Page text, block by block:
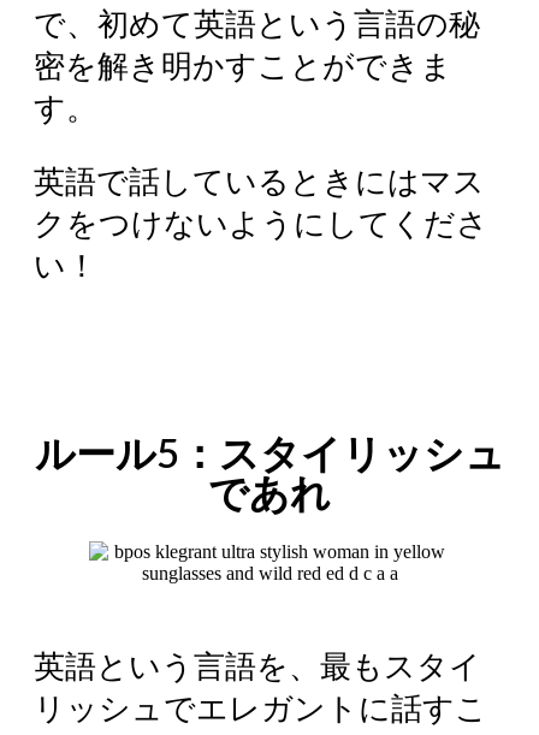
で、初めて英語という言語の秘
密を解き明かすことができま
す。
英語で話しているときにはマス
クをつけないようにしてくださ
い！
ルール5：スタイリッシュ
であれ
英語という言語を、最もスタイ
リッシュでエレガントに話すこ